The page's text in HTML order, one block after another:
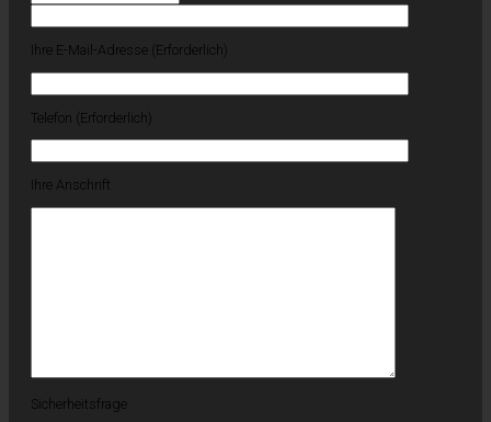
Ihre E-Mail-Adresse (Erforderlich)
Telefon (Erforderlich)
Ihre Anschrift
Sicherheitsfrage